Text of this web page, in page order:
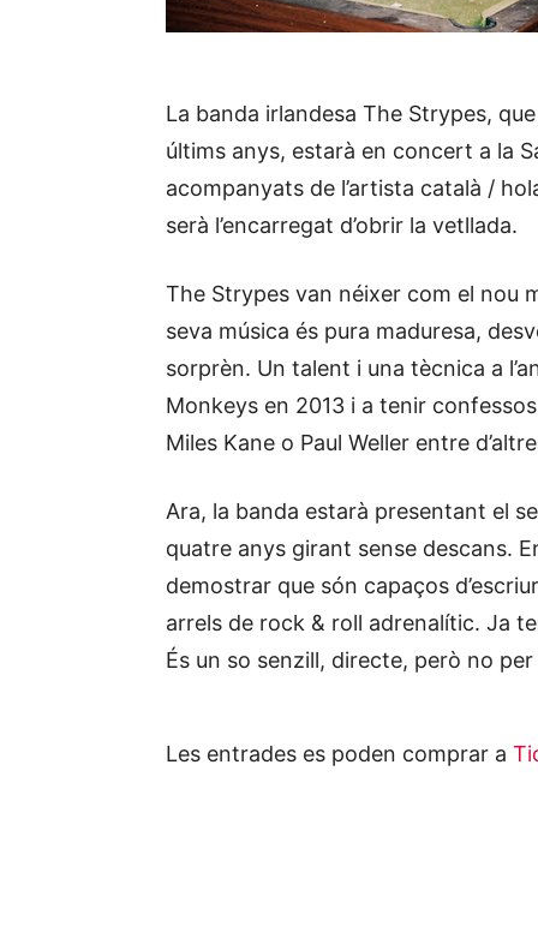
La banda irlandesa The Strypes,
últims anys, estarà en concert a la
acompanyats de l’artista català /
serà l’encarregat d’obrir la vetllada.
The Strypes van néixer com el nou
seva música és pura maduresa,
sorprèn. Un talent i una tècnica a
Monkeys en 2013 i a tenir
Miles Kane o Paul Weller entre
Ara, la banda estarà presentant el
quatre anys girant sense descans.
demostrar que són capaços
arrels de rock & roll adrenalític. Ja
És un so senzill, directe, però no
Les entrades es poden comprar a